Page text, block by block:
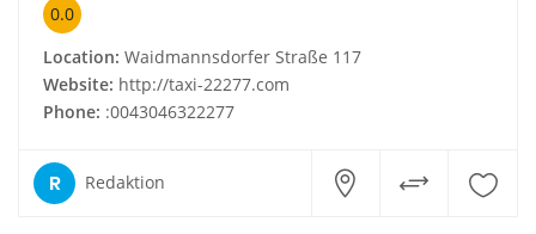
0.0
Location: Waidmannsdorfer Straße 117
Website: http://taxi-22277.com
Phone: :0043046322277
R Redaktion